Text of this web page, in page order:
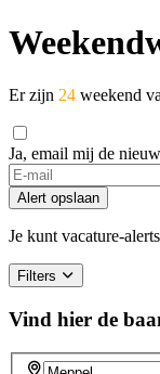
Er zijn 24 weekend
Ja, email mij de
Alert opslaan
Je kunt vacature-
Filters
Vind hier de